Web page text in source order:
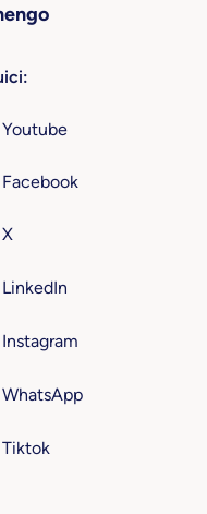
Youtube
Facebook
X
LinkedIn
Instagram
WhatsApp
Tiktok